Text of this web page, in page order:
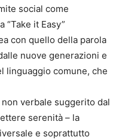
social come
“Take it Easy”
con quello della parola
nuove generazioni e
linguaggio comune, che
verbale suggerito dal
serenità – la
e soprattutto